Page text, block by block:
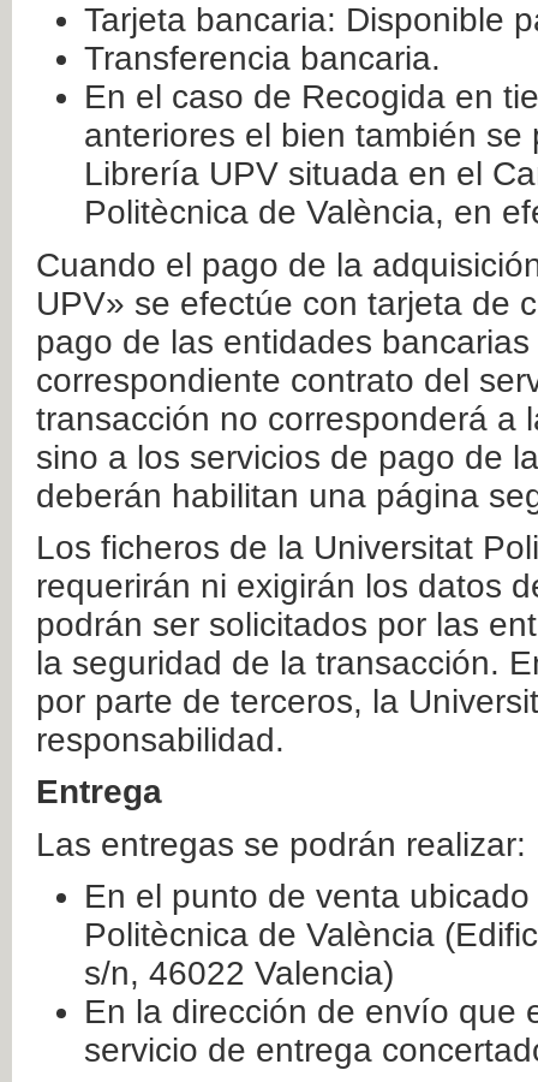
Tarjeta bancaria: Disponible
Transferencia bancaria.
En el caso de Recogida en
anteriores el bien también
Librería UPV situada en el
Politècnica de València, en
Cuando el pago de la
UPV» se efectúe con tarjeta de
pago de las entidades
correspondiente contrato del
transacción no corresponderá a
sino a los servicios de pago de
deberán habilitan una página
Los ficheros de la Universitat
requerirán ni exigirán los datos
podrán ser solicitados por las
la seguridad de la transacción.
por parte de terceros, la
responsabilidad.
Entrega
Las entregas se podrán realizar:
En el punto de venta
Politècnica de València
s/n, 46022 Valencia)
En la dirección de envío que
servicio de entrega